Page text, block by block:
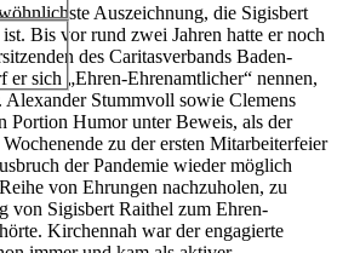
Auszeichnung, die Sigisbert
Bis vor rund zwei Jahren hatte er noch
des Caritasverbands Baden-
sich „Ehren-Ehrenamtlicher“ nennen,
Alexander Stummvoll sowie Clemens
Portion Humor unter Beweis, als der
zu der ersten Mitarbeiterfeier
der Pandemie wieder möglich
von Ehrungen nachzuholen, zu
von Sigisbert Raithel zum Ehren-
Kirchennah war der engagierte